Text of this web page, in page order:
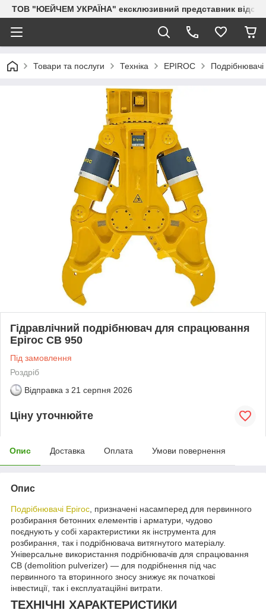
ТОВ "ЮЕЙЧЕМ УКРАЇНА" ексклюзивний представник відомих
Товари та послуги Техніка EPIROC Подрібнювачі
Гідравлічний подрібнювач для спрацювання
Epiroc CB 950
Під замовлення
Роздріб
Відправка з 21 серпня 2026
Ціну уточнюйте
Опис Доставка Оплата Умови повернення
Опис
Подрібнювачі Epiroc , призначені насамперед для первинного
розбирання бетонних елементів і арматури, чудово
поєднують у собі характеристики як інструмента для
розбирання, так і подрібнювача витягнутого матеріалу.
Універсальне використання подрібнювачів для спрацювання
CB (demolition pulverizer) — для подрібнення під час
первинного та вторинного зносу знижує як початкові
інвестиції, так і експлуатаційні витрати.
ТЕХНІЧНІ ХАРАКТЕРИСТИКИ